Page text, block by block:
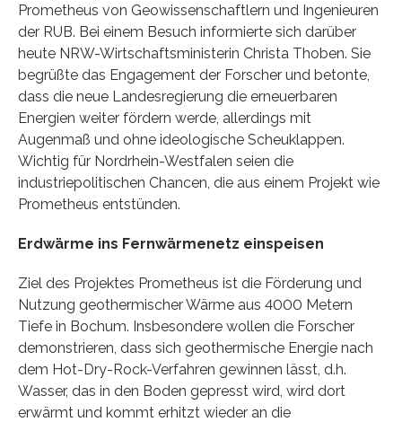
Prometheus von Geowissenschaftlern und Ingenieuren
der RUB. Bei einem Besuch informierte sich darüber
heute NRW-Wirtschaftsministerin Christa Thoben. Sie
begrüßte das Engagement der Forscher und betonte,
dass die neue Landesregierung die erneuerbaren
Energien weiter fördern werde, allerdings mit
Augenmaß und ohne ideologische Scheuklappen.
Wichtig für Nordrhein-Westfalen seien die
industriepolitischen Chancen, die aus einem Projekt wie
Prometheus entstünden.
Erdwärme ins Fernwärmenetz einspeisen
Ziel des Projektes Prometheus ist die Förderung und
Nutzung geothermischer Wärme aus 4000 Metern
Tiefe in Bochum. Insbesondere wollen die Forscher
demonstrieren, dass sich geothermische Energie nach
dem Hot-Dry-Rock-Verfahren gewinnen lässt, d.h.
Wasser, das in den Boden gepresst wird, wird dort
erwärmt und kommt erhitzt wieder an die